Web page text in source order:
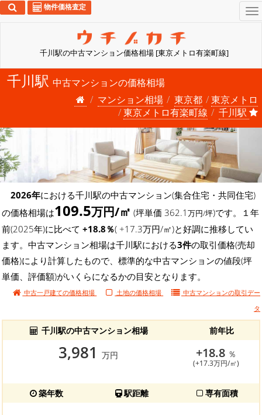
千川駅の中古マンション価格相場 [東京メトロ有楽町線]
物件価格査定
千川駅 中古マンションの価格相場
マンション相場
東京都
東京メトロ
東京メトロ有楽町線
千川駅
2026年における千川駅の中古マンション(集合住宅・共同住宅)
の価格相場は109.5万円/㎡ (坪単価 362.1 万円/坪)です。１年
前(2025年)に比べて +18.8％( +17.3万円/㎡)と好調に推移してい
ます。中古マンション相場は千川駅における3件の取引価格(売却
価格)により計算したもので、標準的な中古マンションの値段(坪
単価、評価額)がいくらになるかの目安となります。
中古一戸建ての価格相場 土地の価格相場 中古マンションの取引デー
タ
千川駅の中古マンション相場 前年比
3,981 万円 +18.8 ％
(+17.3万円/㎡)
築年数 駅距離 専有面積